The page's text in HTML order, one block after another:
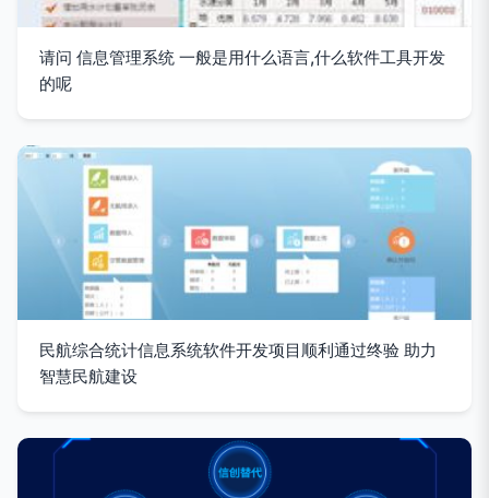
请问 信息管理系统 一般是用什么语言,什么软件工具开发
的呢
民航综合统计信息系统软件开发项目顺利通过终验 助力
智慧民航建设